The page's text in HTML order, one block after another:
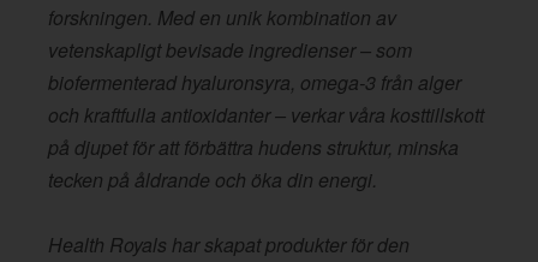
forskningen. Med en unik kombination av
vetenskapligt bevisade ingredienser – som
biofermenterad hyaluronsyra, omega-3 från alger
och kraftfulla antioxidanter – verkar våra kosttillskott
på djupet för att förbättra hudens struktur, minska
tecken på åldrande och öka din energi.
Health Royals har skapat produkter för den